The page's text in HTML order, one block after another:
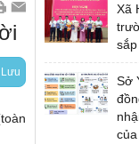
Quốc tế
Lưu
Xã
Sở